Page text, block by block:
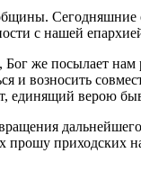
Сегодняшние
с нашей
же посылает нам
возносить
единящий верою
приходских